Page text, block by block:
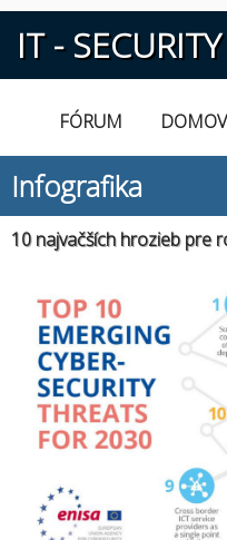
IT - SECURITY
FÓRUM DOMOV
Infografika
10 najvačších hrozieb pre